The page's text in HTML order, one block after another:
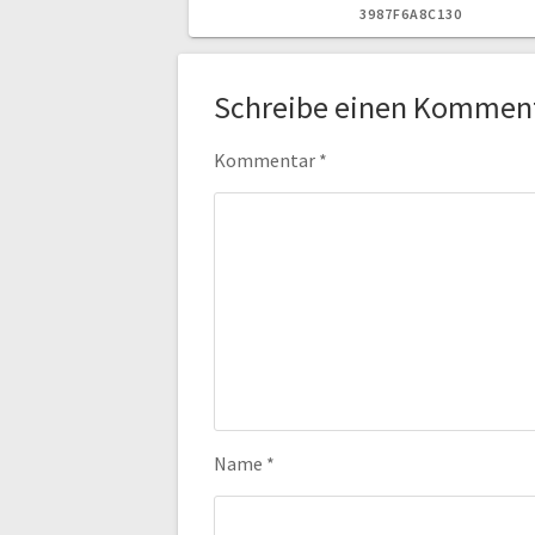
BEITRAG:
3987F6A8C130
Schreibe einen
Kommentar *
Name *